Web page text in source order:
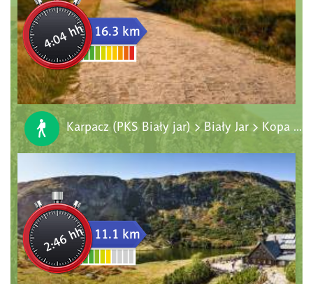
4:04 hh 16.3 km
Karpacz (PKS Biały jar) > Biały Jar > Kopa > Śnieżka > Świątynia Wang
2:46 hh 11.1 km